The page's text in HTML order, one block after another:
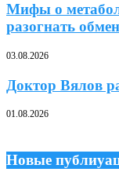
Мифы о
разогнать
03.08.2026
Доктор Вялов
01.08.2026
Новые